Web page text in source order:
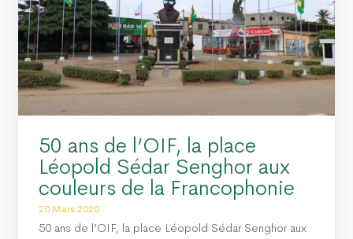
50 ans de l’OIF, la place
Léopold Sédar Senghor aux
couleurs de la Francophonie
20 Mars 2020
50 ans de l’OIF, la place Léopold Sédar Senghor aux